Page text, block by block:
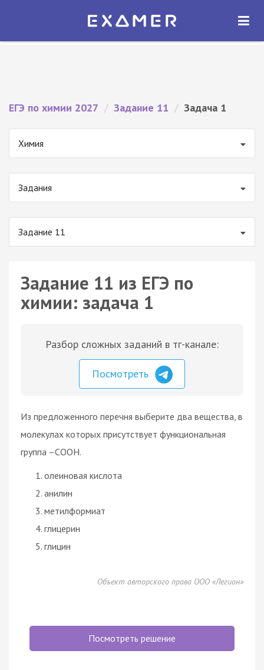
Экзамер — ЕГЭ 2027
ОТКРЫТЬ
ЕГЭ по химии 2027 / Задание 11 / Задача 1
Химия
Задания
Задание 11
Задание 11 из ЕГЭ по
химии: задача 1
Разбор сложных заданий в тг-канале:
Посмотреть
Из предложенного перечня выберите два вещества, в
молекулах которых присутствует функциональная
группа –СООН.
олеиновая кислота
анилин
метилформиат
глицерин
глицин
Объект авторского права ООО «Легион»
Посмотреть решение